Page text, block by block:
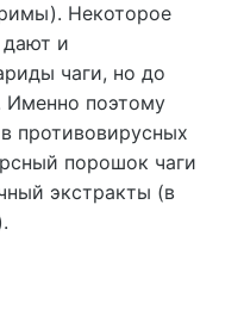
Некоторое
дают и
чаги, но до
Именно поэтому
противовирусных
порошок чаги
экстракты (в